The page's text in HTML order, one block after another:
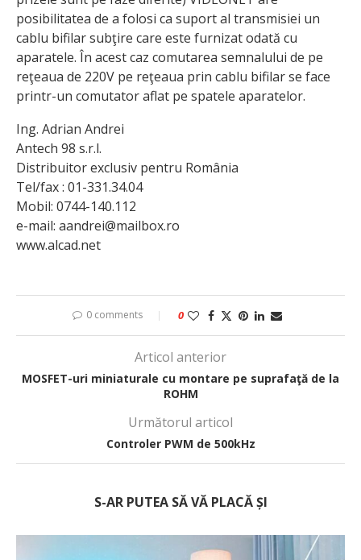
posibilitatea de a folosi ca suport al transmisiei un
cablu bifilar subţire care este furnizat odată cu
aparatele. În acest caz comutarea semnalului de pe
reţeaua de 220V pe reţeaua prin cablu bifilar se face
printr-un comutator aflat pe spatele aparatelor.
Ing. Adrian Andrei
Antech 98 s.r.l.
Distribuitor exclusiv pentru România
Tel/fax : 01-331.34.04
Mobil: 0744-140.112
e-mail: aandrei@mailbox.ro
www.alcad.net
0 comments 0
Articol anterior
MOSFET-uri miniaturale cu montare pe suprafaţă de la
ROHM
Următorul articol
Controler PWM de 500kHz
S-AR PUTEA SĂ VĂ PLACĂ ȘI